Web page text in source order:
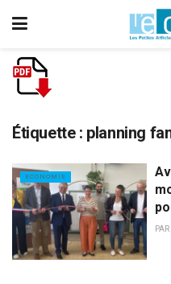
Étiquette : planning
ECONOMIE
PAR